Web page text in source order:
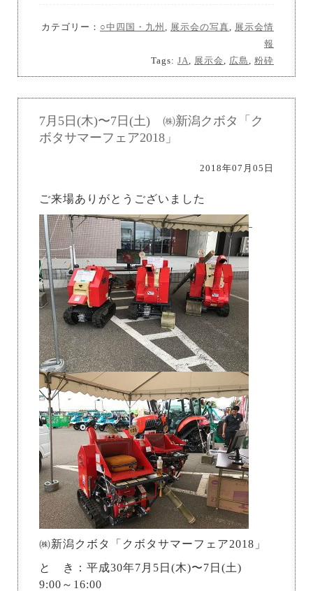
カテゴリー： ○中四国・九州 展示会の写真
展示会情
報
Tags: JA 展示会 広島 粉砕
7月5日(木)〜7日(土) ㈱新潟クボタ「ク
ボタサマーフェア2018」
2018年07月05日
ご来場ありがとうございました
㈱新潟クボタ「クボタサマーフェア2018」
と き：平成30年7月5日(木)〜7日(土)
9:00～16:00